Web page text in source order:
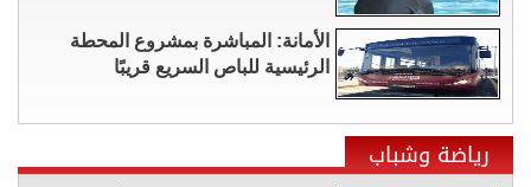
الأمانة: المباشرة بمشروع المحطة
الرئيسية للباص السريع قريبًا
رياضة وشباب